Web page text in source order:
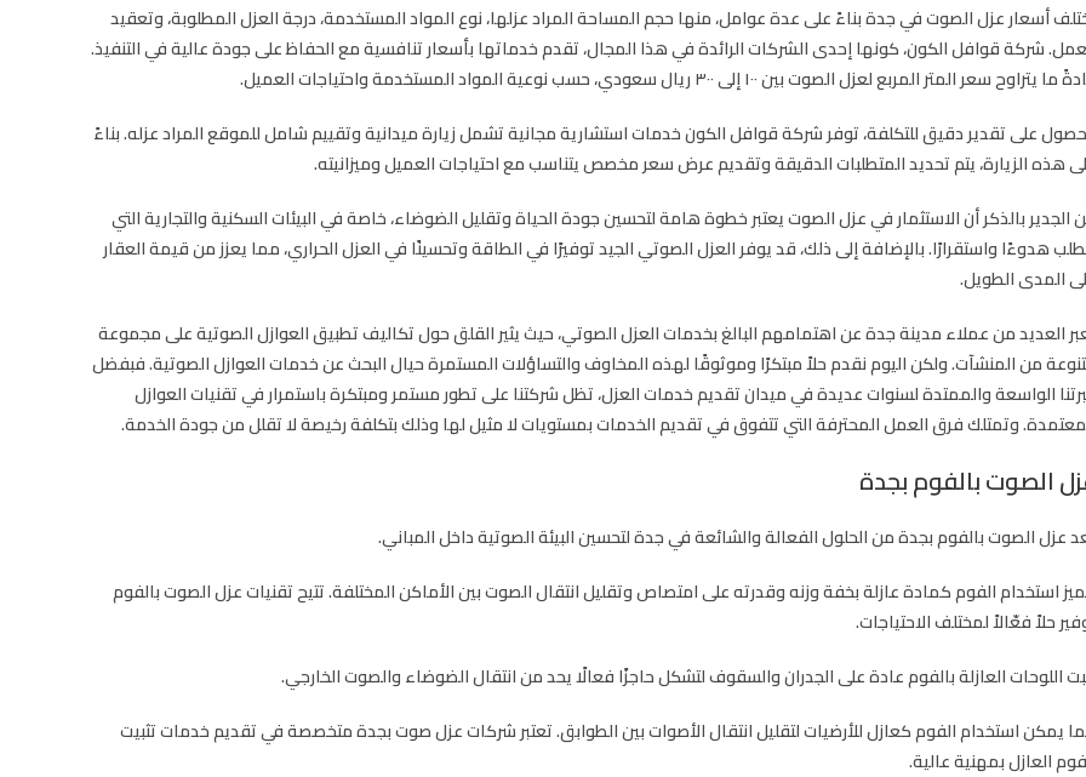
أسعار عزل الصوت في جدة بناءً على عدة عوامل، منها حجم المساحة المراد عزلها، نوع المواد المستخدمة، درجة العزل المطلوبة، وتعقيد
شركة قوافل الكون، كونها إحدى الشركات الرائدة في هذا المجال، تقدم خدماتها بأسعار تنافسية مع الحفاظ على جودة عالية في التنفيذ.
يتراوح سعر المتر المربع لعزل الصوت بين ١٠٠ إلى ٣٠٠ ريال سعودي، حسب نوعية المواد المستخدمة واحتياجات العميل.
على تقدير دقيق للتكلفة، توفر شركة قوافل الكون خدمات استشارية مجانية تشمل زيارة ميدانية وتقييم شامل للموقع المراد عزله. بناءً
هذه الزيارة، يتم تحديد المتطلبات الدقيقة وتقديم عرض سعر مخصص يتناسب مع احتياجات العميل وميزانيته.
الجدير بالذكر أن الاستثمار في عزل الصوت يعتبر خطوة هامة لتحسين جودة الحياة وتقليل الضوضاء، خاصة في البيئات السكنية والتجارية التي
هدوءًا واستقرارًا. بالإضافة إلى ذلك، قد يوفر العزل الصوتي الجيد توفيرًا في الطاقة وتحسينًا في العزل الحراري، مما يعزز من قيمة العقار
المدى الطويل.
العديد من عملاء مدينة جدة عن اهتمامهم البالغ بخدمات العزل الصوتي، حيث يثير القلق حول تكاليف تطبيق العوازل الصوتية على مجموعة
من المنشآت. ولكن اليوم نقدم حلاً مبتكرًا وموثوقًا لهذه المخاوف والتساؤلات المستمرة حيال البحث عن خدمات العوازل الصوتية. فبفضل
الواسعة والممتدة لسنوات عديدة في ميدان تقديم خدمات العزل، تظل شركتنا على تطور مستمر ومبتكرة باستمرار في تقنيات العوازل
وتمتلك فرق العمل المحترفة التي تتفوق في تقديم الخدمات بمستويات لا مثيل لها وذلك بتكلفة رخيصة لا تقلل من جودة الخدمة.
الصوت بالفوم بجدة
عزل الصوت بالفوم بجدة من الحلول الفعالة والشائعة في جدة لتحسين البيئة الصوتية داخل المباني.
استخدام الفوم كمادة عازلة بخفة وزنه وقدرته على امتصاص وتقليل انتقال الصوت بين الأماكن المختلفة. تتيح تقنيات عزل الصوت بالفوم
حلاً فعّالاً لمختلف الاحتياجات.
اللوحات العازلة بالفوم عادة على الجدران والسقوف لتشكل حاجزًا فعالًا يحد من انتقال الضوضاء والصوت الخارجي.
يمكن استخدام الفوم كعازل للأرضيات لتقليل انتقال الأصوات بين الطوابق. تعتبر شركات عزل صوت بجدة متخصصة في تقديم خدمات تثبيت
العازل بمهنية عالية.